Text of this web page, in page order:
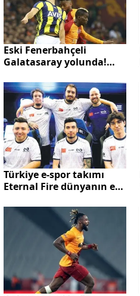
Eski Fenerbahçeli
Galatasaray yolunda!
mi transfer olacak?
Türkiye e-spor takımı
Eternal Fire dünyanın en